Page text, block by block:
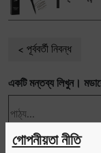
পূর্ববর্তী নিবন্ধ
একটি মন্তব্য লিখুন।
গোপনীয়তা নীতি